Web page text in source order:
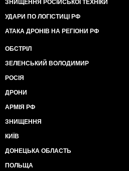
ЗНИЩЕННЯ РОСІЙСЬКОЇ ТЕХНІКИ
УДАРИ ПО ЛОГІСТИЦІ РФ
АТАКА ДРОНІВ НА РЕГІОНИ РФ
ОБСТРІЛ
ЗЕЛЕНСЬКИЙ ВОЛОДИМИР
РОСІЯ
ДРОНИ
АРМІЯ РФ
ЗНИЩЕННЯ
КИЇВ
ДОНЕЦЬКА ОБЛАСТЬ
ПОЛЬЩА